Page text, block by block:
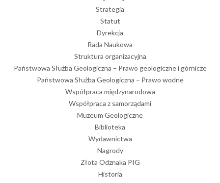
Strategia
Statut
Dyrekcja
Rada Naukowa
Struktura organizacyjna
Państwowa Służba Geologiczna – Prawo geologiczne i górnicze
Państwowa Służba Geologiczna – Prawo wodne
Współpraca międzynarodowa
Współpraca z samorządami
Muzeum Geologiczne
Biblioteka
Wydawnictwa
Nagrody
Złota Odznaka PIG
Historia